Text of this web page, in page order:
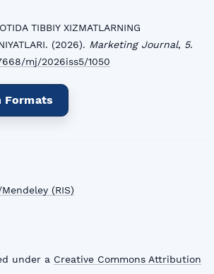
TIBBIY XIZMATLARNING
(2026). Marketing Journal, 5.
mj/2026iss5/1050
Formats
(RIS)
under a Creative Commons Attribution